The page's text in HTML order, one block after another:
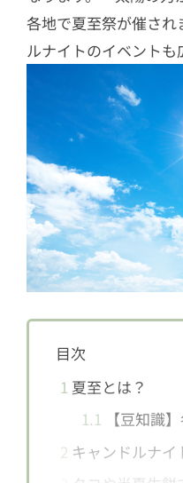
各地で夏至祭が催され
ルナイトのイベントも
目次
1 夏至とは？
1.1 【豆知識
2 キャンドルナイ